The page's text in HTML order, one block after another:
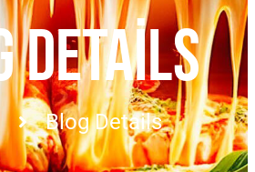
DETAILS
Blog Details